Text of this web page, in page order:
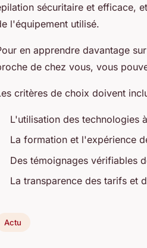
sécuritaire et efficace,
l'équipement utilisé.
en apprendre davantage
de chez vous, vous
critères de choix doivent
L'utilisation des technologies
La formation et l'expérience
Des témoignages vérifiables
La transparence des tarifs et
Actu